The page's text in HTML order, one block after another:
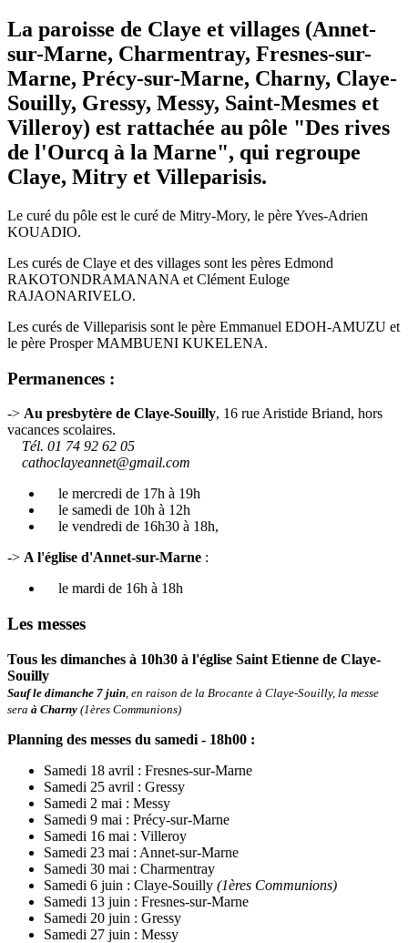
La paroisse de Claye et villages (Annet-
sur-Marne, Charmentray, Fresnes-sur-
Marne, Précy-sur-Marne, Charny, Claye-
Souilly, Gressy, Messy, Saint-Mesmes et
Villeroy) est rattachée au pôle "Des rives
de l'Ourcq à la Marne", qui regroupe
Claye, Mitry et Villeparisis.
Le curé du pôle est le curé de Mitry-Mory, le père Yves-Adrien
KOUADIO.
Les curés de Claye et des villages sont les pères Edmond
RAKOTONDRAMANANA et Clément Euloge
RAJAONARIVELO.
Les curés de Villeparisis sont le père Emmanuel EDOH-AMUZU et
le père Prosper MAMBUENI KUKELENA.
Permanences :
-> Au presbytère de Claye-Souilly, 16 rue Aristide Briand, hors
vacances scolaires.
Tél. 01 74 92 62 05
cathoclayeannet@gmail.com
le mercredi de 17h à 19h
le samedi de 10h à 12h
le vendredi de 16h30 à 18h,
-> A l'église d'Annet-sur-Marne :
le mardi de 16h à 18h
Les messes
Tous les dimanches à 10h30 à l'église Saint Etienne de Claye-
Souilly
Sauf le dimanche 7 juin , en raison de la Brocante à Claye-Souilly, la messe
sera à Charny (1ères Communions)
Planning des messes du samedi - 18h00 :
Samedi 18 avril : Fresnes-sur-Marne
Samedi 25 avril : Gressy
Samedi 2 mai : Messy
Samedi 9 mai : Précy-sur-Marne
Samedi 16 mai : Villeroy
Samedi 23 mai : Annet-sur-Marne
Samedi 30 mai : Charmentray
Samedi 6 juin : Claye-Souilly (1ères Communions)
Samedi 13 juin : Fresnes-sur-Marne
Samedi 20 juin : Gressy
Samedi 27 juin : Messy